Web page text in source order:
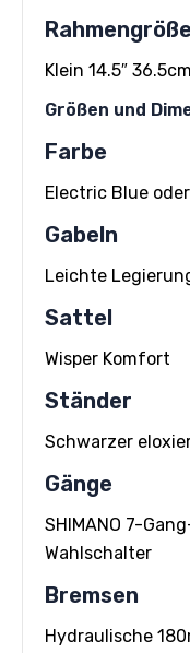
Rahmengröße
Klein 14.5″ 36.5cm
Größen und
Farbe
Electric Blue
Gabeln
Leichte
Sattel
Wisper Komfort
Ständer
Schwarzer
Gänge
SHIMANO 7-
Wahlschalter
Bremsen
Hydraulische